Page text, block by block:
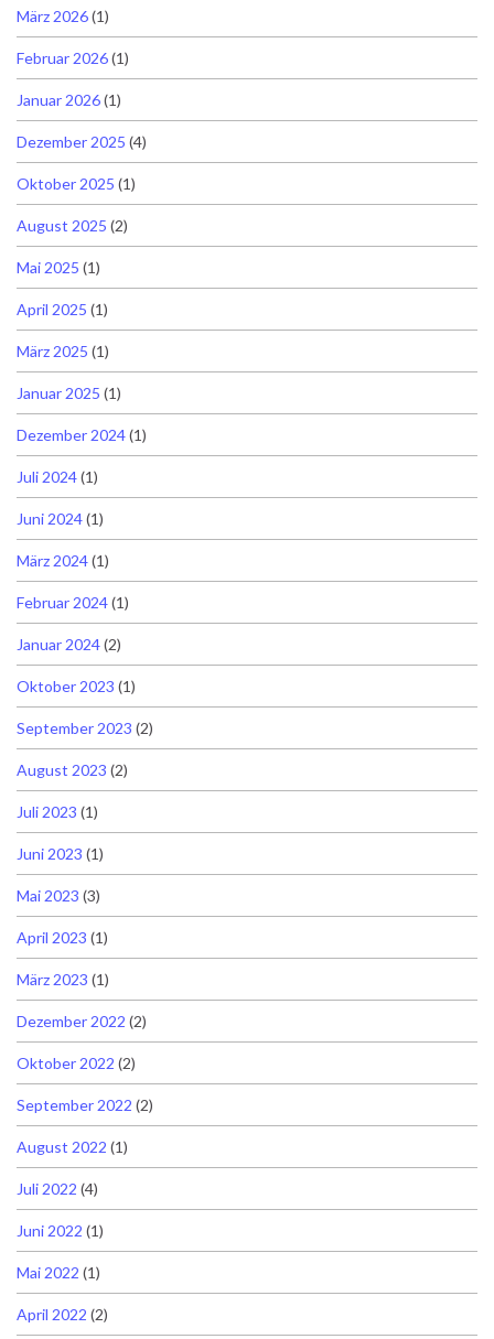
März 2026(1)
Februar 2026(1)
Januar 2026(1)
Dezember 2025 (4)
Oktober 2025 (1)
August 2025 (2)
Mai 2025 (1)
April 2025 (1)
März 2025 (1)
Januar 2025 (1)
Dezember 2024(1)
Juli 2024(1)
Juni 2024(1)
März 2024(1)
Februar 2024(1)
Januar 2024(2)
Oktober 2023 (1)
September 2023 (2)
August 2023 (2)
Juli 2023 (1)
Juni 2023 (1)
Mai 2023 (3)
April 2023 (1)
März 2023 (1)
Dezember 2022 (2)
Oktober 2022 (2)
September 2022 (2)
August 2022 (1)
Juli 2022 (4)
Juni 2022 (1)
Mai 2022 (1)
April 2022 (2)